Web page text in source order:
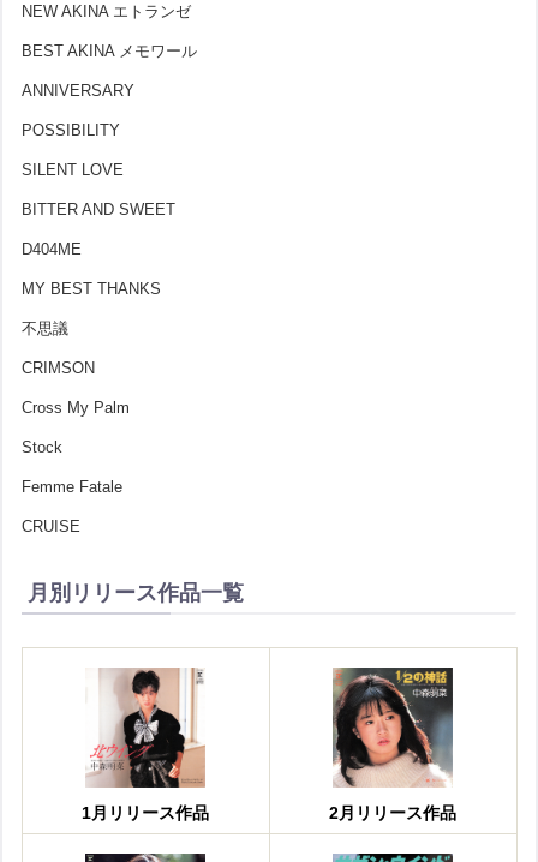
NEW AKINA エトランゼ
BEST AKINA メモワール
ANNIVERSARY
POSSIBILITY
SILENT LOVE
BITTER AND SWEET
D404ME
MY BEST THANKS
不思議
CRIMSON
Cross My Palm
Stock
Femme Fatale
CRUISE
月別リリース作品一覧
1月リリース作品 2月リリース作品